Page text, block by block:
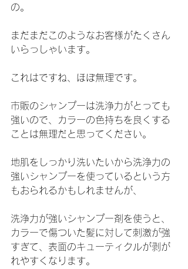
の。
まだまだこのようなお客様がたくさん
いらっしゃいます。
これはですね、ほぼ無理です。
市販のシャンプーは洗浄力がとっても
強いので、カラーの色持ちを良くする
ことは無理だと思ってください。
地肌をしっかり洗いたいから洗浄力の
強いシャンプーを使っているという方
もおられるかもしれませんが、
洗浄力が強いシャンプー剤を使うと、
カラーで傷ついた髪に対して刺激が強
すぎて、表面のキューティクルが剥が
れやすくなります。